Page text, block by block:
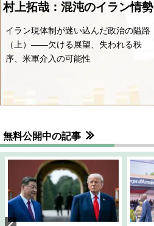
村上拓哉：混沌のイラン情勢
イラン現体制が迷い込んだ政治の隘路
（上）――欠ける展望、失われる秩
序、米軍介入の可能性
無料公開中の記事